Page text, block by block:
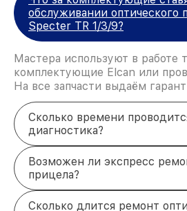
обслуживании оптического
Specter TR 1/3/9?
Мастера используют в работе
комплектующие Elcan или
На все запчасти выдаём
Сколько времени
диагностика?
Возможен ли экспресс
прицела?
Сколько длится ремонт